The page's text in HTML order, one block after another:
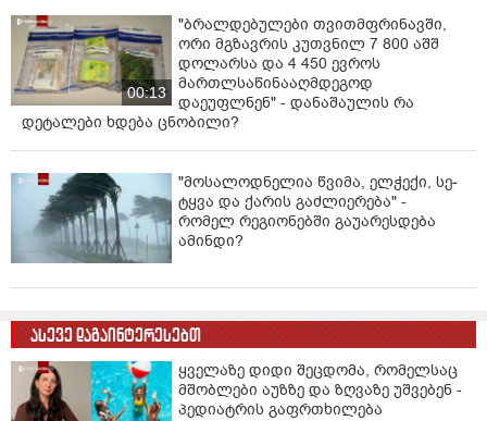
00:13
"ბრალდებულები თვითმფრინავში,
ორი მგზავრის კუთვნილ 7 800 აშშ
დოლარსა და 4 450 ევროს
მართლსაწინააღმდეგოდ
დაეუფლნენ" - დანაშაულის რა
დეტალები ხდება ცნობილი?
"მოსალოდნელია წვიმა, ელ­ჭე­ქი, სე­
ტყვა და ქა­რის გაძ­ლი­ე­რე­ბა" -
რომელ რეგიონებში გაუარესდება
ამინდი?
ასევე დაგაინტერესებთ
ყველაზე დიდი შეცდომა, რომელსაც
მშობლები აუზზე და ზღვაზე უშვებენ -
პედიატრის გაფრთხილება